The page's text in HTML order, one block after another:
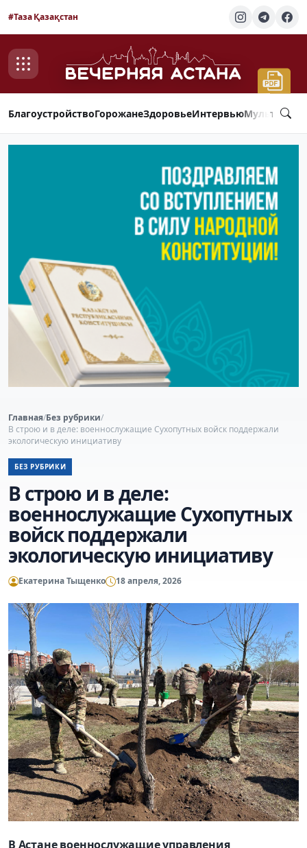
#Таза Қазақстан
БлагоустройствоГорожанеЗдоровьеИнтервью
Главная/Без рубрики/
В строю и в деле: военнослужащие Сухопутных войск поддержали
экологическую инициативу
БЕЗ РУБРИКИ
В строю и в деле:
военнослужащие Сухопутных
войск поддержали
экологическую инициативу
Екатерина Тыщенко 18 апреля, 2026
В Астане военнослужащие управления